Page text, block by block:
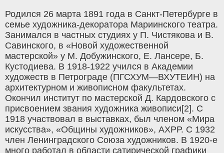
Родился 26 марта 1891 года в Санкт-Петербурге в
семье художника-декоратора Мариинского театра.
Занимался в частных студиях у П. Чистякова и В.
Савинского, в «Новой художественной
мастерской» у М. Добужинского, Е. Лансере, Б.
Кустодиева. В 1918-1922 учился в Академии
художеств в Петрограде (ПГСХУМ—ВХУТЕИН) на
архитектурном и живописном факультетах.
Окончил институт по мастерской Д. Кардовского с
присвоением звания художника живописи[2]. С
1918 участвовал в выставках, был членом «Мира
искусства», «Общины художников», АХРР. С 1932
член Ленинградского Союза художников. В 1920-е
много работал в области сатирической графики